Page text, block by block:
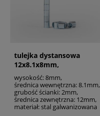
tulejka dystansowa
12x8.1x8mm,
galwanizowana
wysokość: 8mm,
średnica wewnętrzna: 8.1mm,
grubość ścianki: 2mm,
średnica zewnętrzna: 12mm,
materiał: stal galwanizowana